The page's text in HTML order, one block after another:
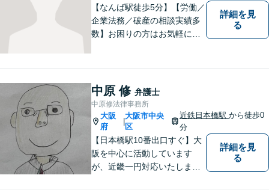
【なんば駅徒歩5分】【労働／
企業法務／破産の相談実績多
数】お困りの方はお気軽にご
詳細を見
る
中原 修 弁護士
中原修法律事務所
大阪
府
|
大阪市中央
区
近鉄日本橋駅から徒歩0
分
【日本橋駅10番出口すぐ】大
阪を中心に活動しています
が、近畿一円対応いたしま
詳細を見
る